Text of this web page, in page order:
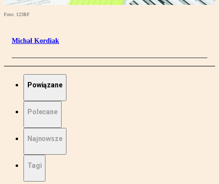
Foto: 123RF
Michał Kordiak
Powiązane
Polecane
Najnowsze
Tagi